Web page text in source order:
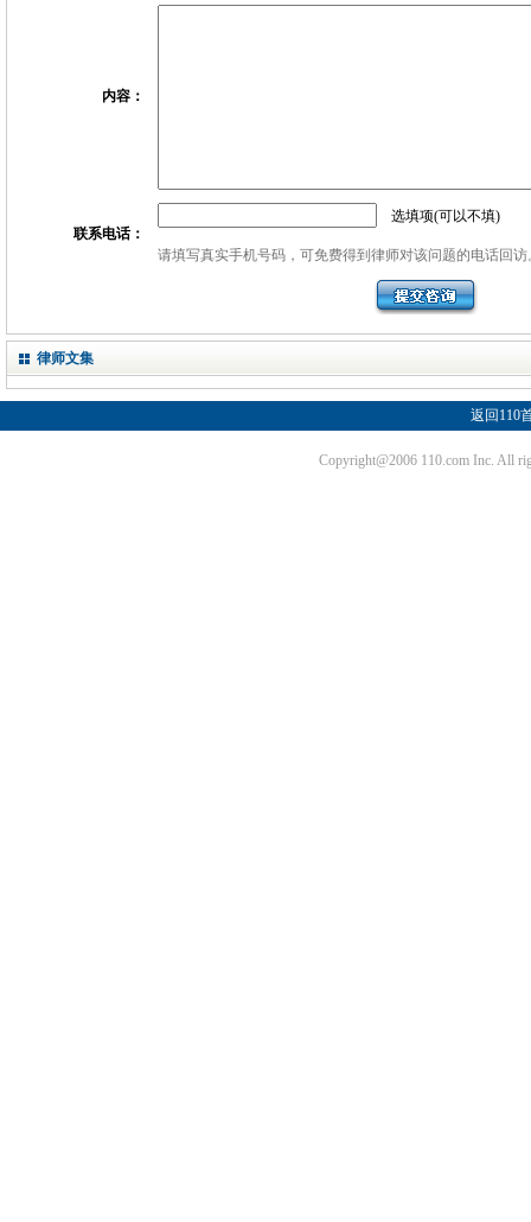
内容：
联系电话：
选填项(可以不填)
请填写真实手机号码，可免费得到律师对该问题的电话回访
律师文集
返回110
Copyright@2006 110.com Inc. All